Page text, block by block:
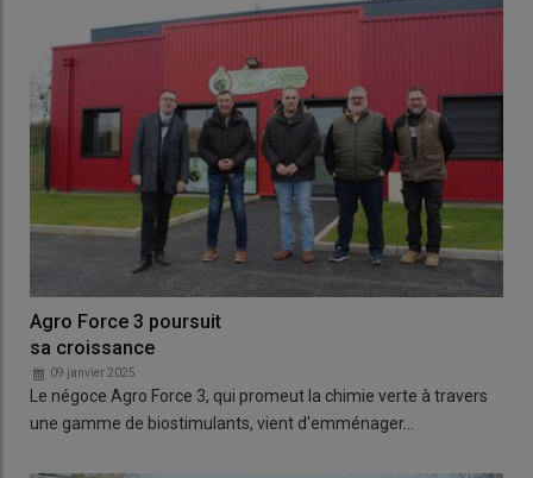
Agro Force 3 poursuit
sa croissance
09 janvier 2025
Le négoce Agro Force 3, qui promeut la chimie verte à travers
une gamme de biostimulants, vient d'emménager…